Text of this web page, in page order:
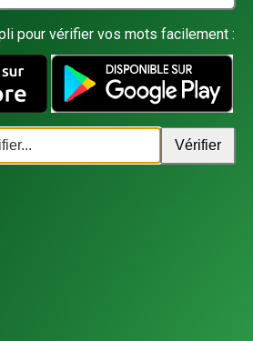
pour vérifier vos mots facilement :